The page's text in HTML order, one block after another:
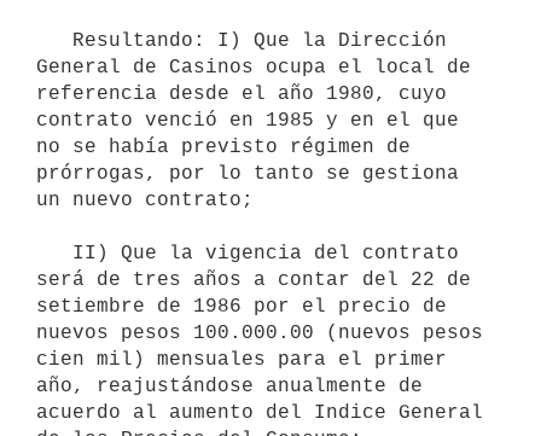
General de Casinos ocupa el local de
referencia desde el año 1980, cuyo
contrato venció en 1985 y en el que
no se había previsto régimen de
prórrogas, por lo tanto se gestiona
un nuevo contrato;
será de tres años a contar del 22 de
setiembre de 1986 por el precio de
nuevos pesos 100.000.00 (nuevos pesos
cien mil) mensuales para el primer
año, reajustándose anualmente de
acuerdo al aumento del Indice General